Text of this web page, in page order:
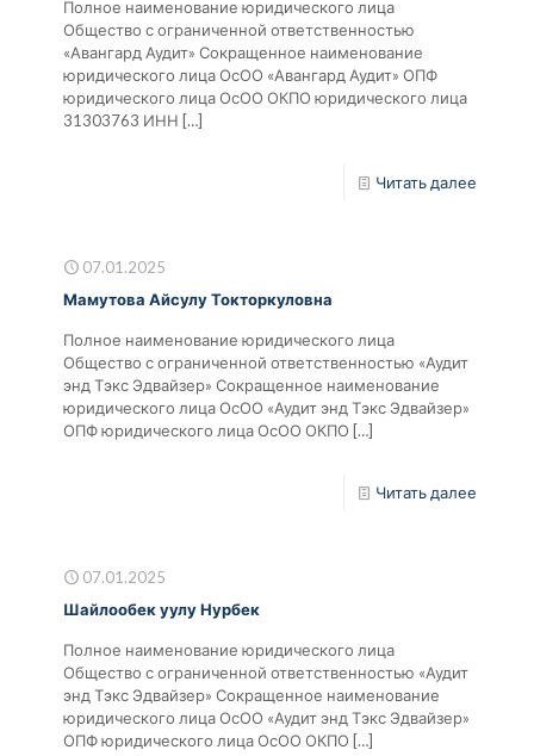
Полное наименование юридического лица
Общество с ограниченной ответственностью
«Авангард Аудит» Сокращенное наименование
юридического лица ОсОО «Авангард Аудит» ОПФ
юридического лица ОсОО ОКПО юридического лица
31303763 ИНН […]
Читать далее
07.01.2025
Мамутова Айсулу Токторкуловна
Полное наименование юридического лица
Общество с ограниченной ответственностью «Аудит
энд Тэкс Эдвайзер» Сокращенное наименование
юридического лица ОсОО «Аудит энд Тэкс Эдвайзер»
ОПФ юридического лица ОсОО ОКПО […]
Читать далее
07.01.2025
Шайлообек уулу Нурбек
Полное наименование юридического лица
Общество с ограниченной ответственностью «Аудит
энд Тэкс Эдвайзер» Сокращенное наименование
юридического лица ОсОО «Аудит энд Тэкс Эдвайзер»
ОПФ юридического лица ОсОО ОКПО […]